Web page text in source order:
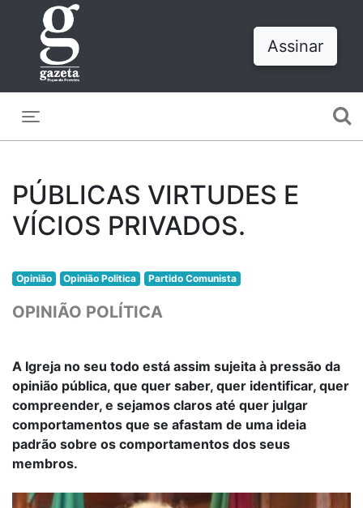
Assinar
PÚBLICAS VIRTUDES E
VÍCIOS PRIVADOS.
Opinião Opinião Politica Partido Comunista
OPINIÃO POLÍTICA
A Igreja no seu todo está assim sujeita à pressão da
opinião pública, que quer saber, quer identificar, quer
compreender, e sejamos claros até quer julgar
comportamentos que se afastam de uma ideia
padrão sobre os comportamentos dos seus
membros.